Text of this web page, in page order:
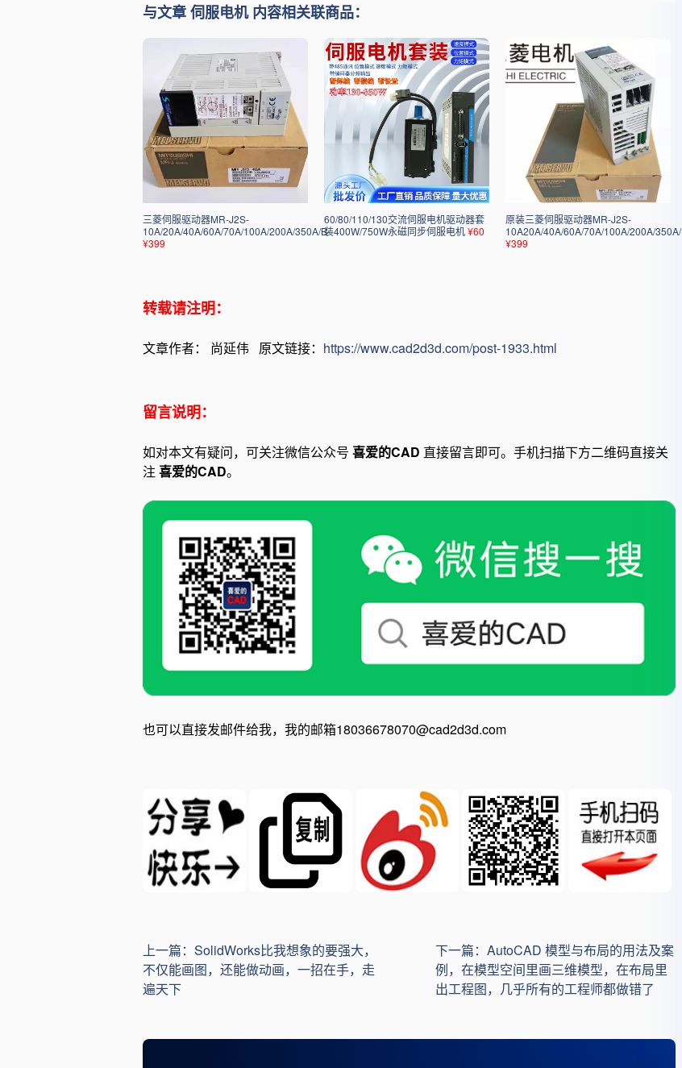
与文章 伺服电机 内容相关联商品：
三菱伺服驱动器MR-J2S-
10A/20A/40A/60A/70A/100A/200A/350A/B
¥399
60/80/110/130交流伺服电机驱动器套
装400W/750W永磁同步伺服电机 ¥60
原装三菱伺服驱动器MR-J2S-
10A20A/40A/60A/70A/100A/200A/350A/
¥399
转载请注明：
文章作者： 尚延伟 原文链接： https://www.cad2d3d.com/post-1933.html
留言说明：
如对本文有疑问，可关注微信公众号 喜爱的CAD 直接留言即可。手机扫描下方二维码直接关
注 喜爱的CAD。
也可以直接发邮件给我，我的邮箱18036678070@cad2d3d.com
上一篇：SolidWorks比我想象的要强大，
不仅能画图，还能做动画，一招在手，走
遍天下
下一篇：AutoCAD 模型与布局的用法及案
例，在模型空间里画三维模型，在布局里
出工程图，几乎所有的工程师都做错了